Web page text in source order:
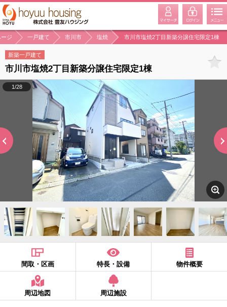
ジ 一戸建て 市川市 塩焼 市川市塩焼2丁目新築分譲住宅限定1棟
新築一戸建て
市川市塩焼2丁目新築分譲住宅限定1棟
1/28
間取・区画 特長・設備 物件概要
周辺地図 周辺施設